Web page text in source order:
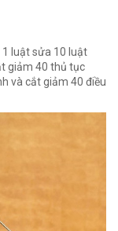
luật sửa 10 luật
giảm 40 thủ tục
và cắt giảm 40 điều